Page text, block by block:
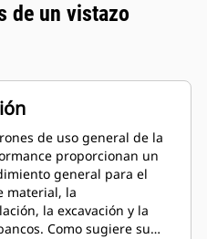
de un vistazo
de uso general de la
proporcionan un
general para el
material, la
la excavación y la
Como sugiere su